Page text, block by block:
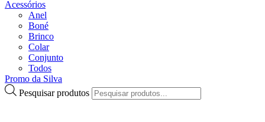
Acessórios
Anel
Boné
Brinco
Colar
Conjunto
Todos
Promo da Silva
Pesquisar produtos